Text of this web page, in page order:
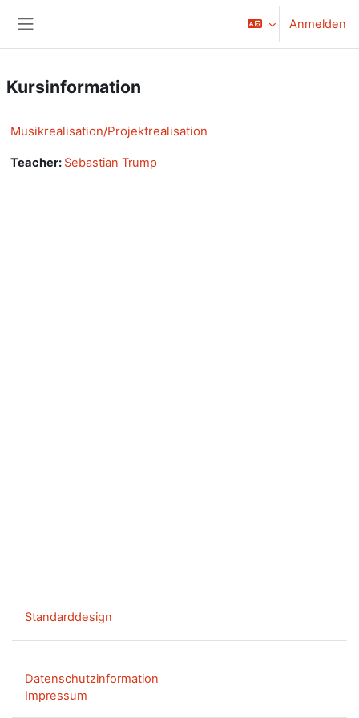
Anmelden
Kursinformation
Musikrealisation/Projektrealisation
Teacher: Sebastian Trump
Standarddesign
Datenschutzinformation
Impressum